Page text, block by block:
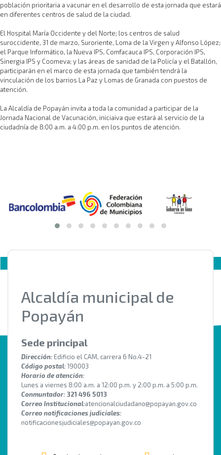
población prioritaria a vacunar en el desarrollo de esta jornada que estará
en diferentes centros de salud de la ciudad.
El Hospital María Occidente y del Norte; los centros de salud
suroccidente, 31 de marzo, Suroriente, Loma de la Virgen y Alfonso López;
el Parque Informático, la Nueva IPS, Comfacauca IPS, Corporación IPS,
Sinergia IPS y Coomeva; y las áreas de sanidad de la Policía y el Batallón,
participarán en el marco de esta jornada que también tendrá la
vinculación de los barrios La Paz y Lomas de Granada con puestos de
atención.
La Alcaldía de Popayán invita a toda la comunidad a participar de la
Jornada Nacional de Vacunación, iniciaiva que estará al servicio de la
ciudadnía de 8:00 a.m. a 4:00 p.m. en los puntos de atención.
Alcaldía municipal de
Popayán
Sede principal
Dirección: Edificio el CAM, carrera 6 No.4-21
Código postal:190003
Horario de atención:
Lunes a viernes 8:00 a.m. a 12:00 p.m. y 2:00 p.m. a 5:00 p.m.
Conmuntador: 321 496 5013
Correo Institucional:atencionalciudadano@popayan.gov.co
Correo notificaciones judiciales:
notificacionesjudiciales@popayan.gov.co